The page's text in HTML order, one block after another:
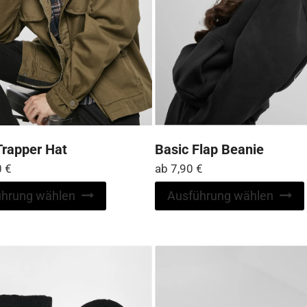
Hat
€
wählen
Produkt
Die
Basic Flap Beanie
ab 7,90 €
Ausführung wählen